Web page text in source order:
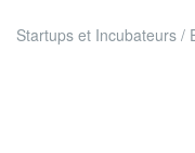
Startups et Incubateurs /